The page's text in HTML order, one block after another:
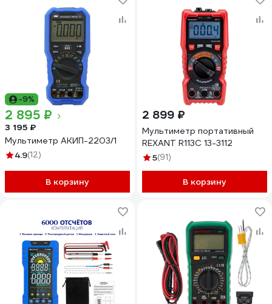
-9%
2 895 ₽
3 195 ₽
Мультиметр АКИП-2203/1
4.9(12)
В корзину
2 899 ₽
Мультиметр портативный
REXANT R113C 13-3112
5(91)
В корзину